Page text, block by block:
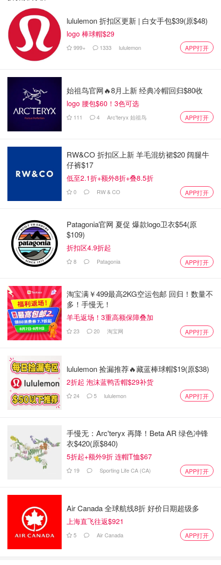
lululemon 折扣区更新 | 白女手包$39(原$48)
logo 棒球帽$29
999+ 1333 lululemon APP打开
始祖鸟官网🔥8月上新 经典冷帽回归$80收
logo 腰包$60！3色可选
111 4 Arc'teryx 始祖鸟 APP打开
RW&CO 折扣区上新 羊毛混纺裙$20 阔腿牛
仔裤$17
低至2.1折+额外8折+叠8.5折
0 RW & CO APP打开
Patagonia官网 夏促 爆款logo卫衣$54(原
$109)
折扣区4.9折起
8 Patagonia APP打开
淘宝满￥499最高2KG空运包邮 回归！数量不
多！手慢无！
羊毛返场！3重高额保障叠加
23 20 淘宝网 APP打开
lululemon 捡漏推荐🔥藏蓝棒球帽$19(原$38)
2折起 泡沫蓝鸭舌帽$29补货
24 5 lululemon APP打开
手慢无：Arc'teryx 再降！Beta AR 绿色冲锋
衣$420(原$840)
5折起+额外9折 连帽T恤$67
19 Sporting Life CA (CA) APP打开
Air Canada 全球航线8折 好价日期超级多
上海直飞往返$921
5 Air Canada APP打开